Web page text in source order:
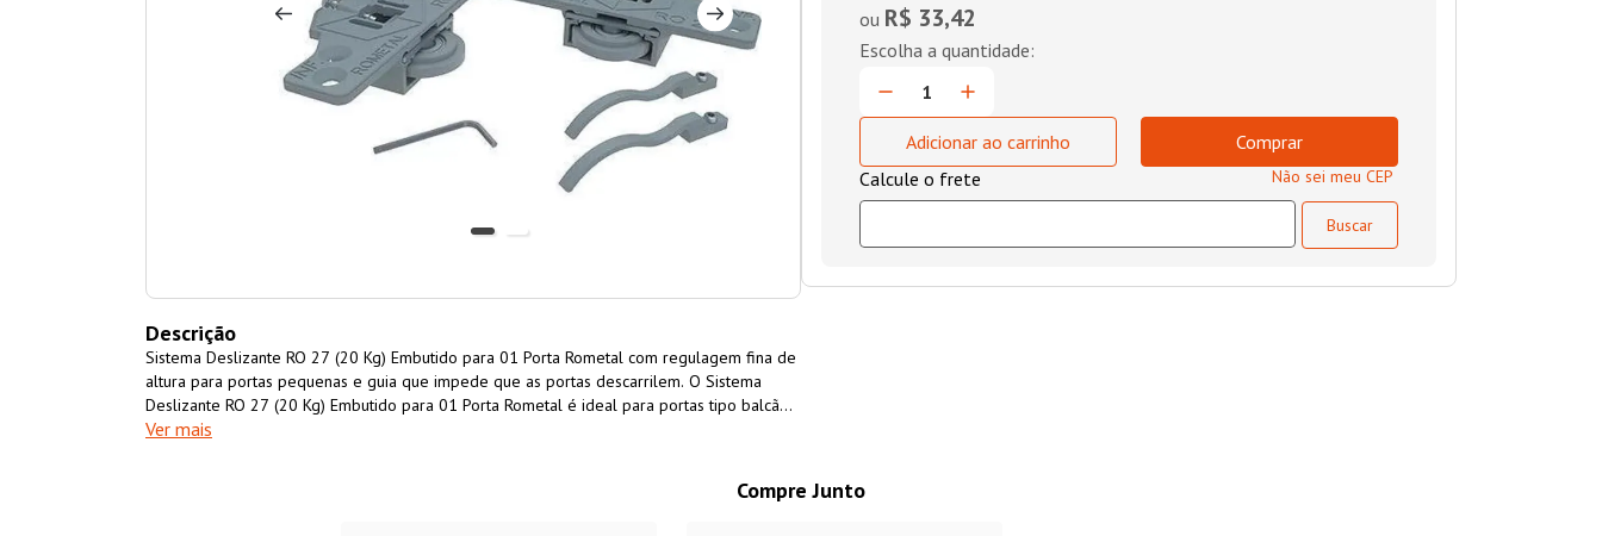
Descrição
Sistema Deslizante RO 27 (20 Kg) Embutido para 01 Porta Rometal com regulagem fina de
altura para portas pequenas e guia que impede que as portas descarrilem. O Sistema
Deslizante RO 27 (20 Kg) Embutido para 01 Porta Rometal é ideal para portas tipo balcão,
ele é indicado para portas de madeira e seus derivados (MDF, MDP, outros) ou alumínio,
Ver mais
ou R$ 33,42
Adicionar ao carrinho Comprar
Não sei meu CEP
Compre Junto